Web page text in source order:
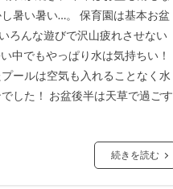
暑い暑い…。 保育園は基本お盆
ろんな遊びで沢山疲れさせない
中でもやっぱり水は気持ちい！
ールは空気も入れることなく水
した！ お盆後半は天草で過ごす
続きを読む